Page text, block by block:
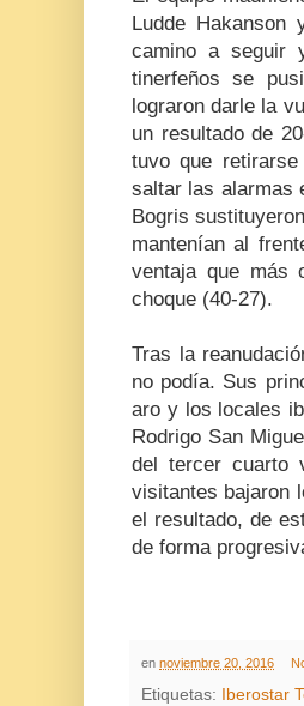
Ludde Hakanson
camino a seguir
tinerfeños se
lograron darle la
un resultado de
tuvo que
saltar las alarmas
Bogris
mantenían al
ventaja que más
choque (40-27).
Tras la
no podía. Sus
aro y los locales
Rodrigo San
del tercer cuarto
visitantes bajaron
el resultado, de
de forma
en noviembre 20, 2016
Etiquetas: Iberostar